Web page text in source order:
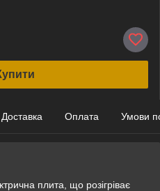
Доставка Оплата Умови
плита, що розігріває